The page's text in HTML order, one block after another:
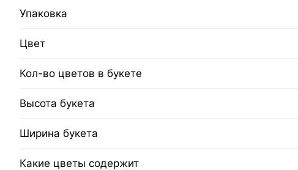
Упаковка
Цвет
Кол-во цветов в букете
Высота букета
Ширина букета
Какие цветы содержит